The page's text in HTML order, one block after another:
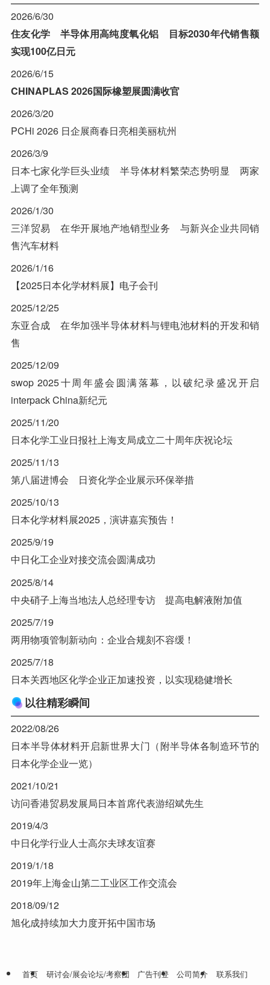
2026/6/30
住友化学 半导体用高纯度氧化铝 目标2030年代销售额
实现100亿日元
2026/6/15
CHINAPLAS 2026国际橡塑展圆满收官
2026/3/20
PCHi 2026 日企展商春日亮相美丽杭州
2026/3/9
日本七家化学巨头业绩 半导体材料繁荣态势明显 两家
上调了全年预测
2026/1/30
三洋贸易 在华开展地产地销型业务 与新兴企业共同销
售汽车材料
2026/1/16
【2025日本化学材料展】电子会刊
2025/12/25
东亚合成 在华加强半导体材料与锂电池材料的开发和销
售
2025/12/09
swop 2025十周年盛会圆满落幕，以破纪录盛况开启
interpack China新纪元
2025/11/20
日本化学工业日报社上海支局成立二十周年庆祝论坛
2025/11/13
第八届进博会 日资化学企业展示环保举措
2025/10/13
日本化学材料展2025，演讲嘉宾预告！
2025/9/19
中日化工企业对接交流会圆满成功
2025/8/14
中央硝子上海当地法人总经理专访 提高电解液附加值
2025/7/19
两用物项管制新动向：企业合规刻不容缓！
2025/7/18
日本关西地区化学企业正加速投资，以实现稳健增长
以往精彩瞬间
2022/08/26
日本半导体材料开启新世界大门（附半导体各制造环节的
日本化学企业一览）
2021/10/21
访问香港贸易发展局日本首席代表游绍斌先生
2019/4/3
中日化学行业人士高尔夫球友谊赛
2019/1/18
2019年上海金山第二工业区工作交流会
2018/09/12
旭化成持续加大力度开拓中国市场
首页 研讨会/展会论坛/考察团 广告刊登 公司简介
联系我们